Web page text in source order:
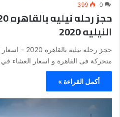
0
399
النيليه 2020
متحركة فى القاهرة و اسعار العشاء
أكمل القراءة »